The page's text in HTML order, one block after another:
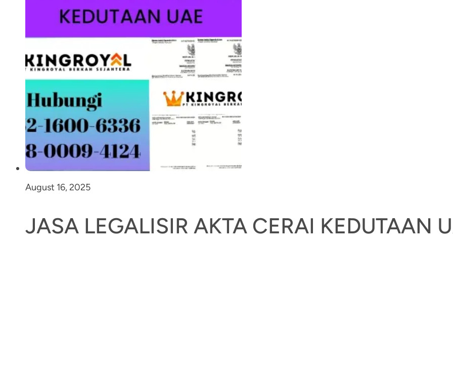
August 16, 2025
JASA LEGALISIR AKTA CERAI KEDUTAAN